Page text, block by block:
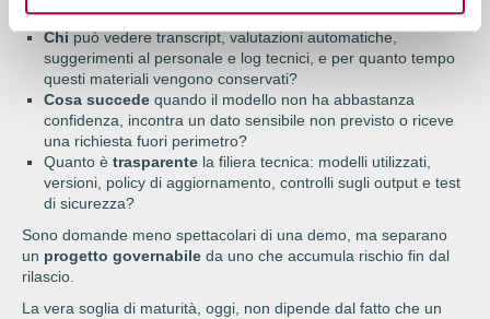
team o ambienti, oppure la separazione è solo dichiarata?
Chipuò vedere transcript, valutazioni automatiche,
suggerimenti al personale e log tecnici, e per quanto tempo
questi materiali vengono conservati?
Cosa succede quando il modello non ha abbastanza
confidenza, incontra un dato sensibile non previsto o riceve
una richiesta fuori perimetro?
Quanto è trasparente la filiera tecnica: modelli utilizzati,
versioni, policy di aggiornamento, controlli sugli output e test
di sicurezza?
Sono domande meno spettacolari di una demo, ma separano
un progetto governabile da uno che accumula rischio fin dal
rilascio.
La vera soglia di maturità, oggi, non dipende dal fatto che un